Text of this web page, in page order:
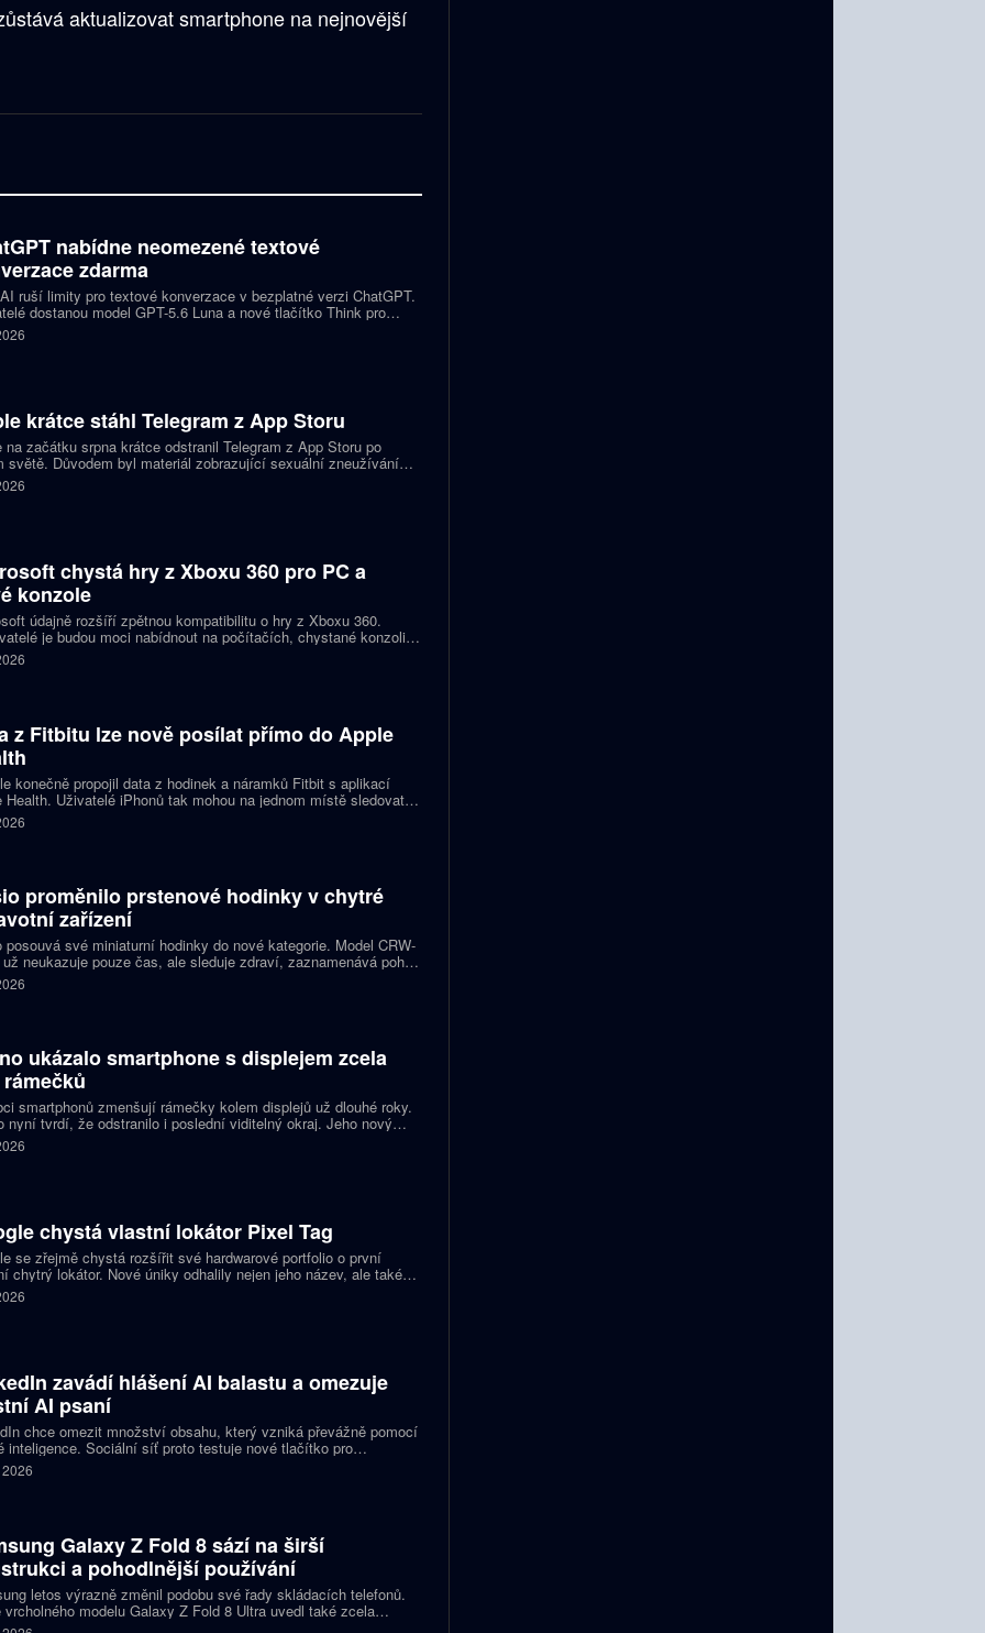
aktualizovat smartphone na nejnovější
nabídne neomezené textové
zdarma
ruší limity pro textové konverzace v bezplatné verzi ChatGPT.
dostanou model GPT-5.6 Luna a nové tlačítko Think pro
otázky. Předplatitelům Plus a Pro firma zpřístupňuje upravený
Sol spolu s posuvníkem, který nastaví intenzitu přemýšlení.
krátce stáhl Telegram z App Storu
na začátku srpna krátce odstranil Telegram z App Storu po
světě. Důvodem byl materiál zobrazující sexuální zneužívání
podle firmy sdílel jeden uživatel. Telegram účet rychle
a aplikace se ještě během stejného dne do obchodu vrátila.
chystá hry z Xboxu 360 pro PC a
konzole
údajně rozšíří zpětnou kompatibilitu o hry z Xboxu 360.
je budou moci nabídnout na počítačích, chystané konzoli
Helix i přenosných zařízeních. První tituly by mohly dorazit
let 2027 a 2028.
z Fitbitu lze nově posílat přímo do Apple
konečně propojil data z hodinek a náramků Fitbit s aplikací
Health. Uživatelé iPhonů tak mohou na jednom místě sledovat
cvičení, spánek i zdravotní údaje. Novinka odstraňuje omezení,
bylo dosud nutné využívat pomocné aplikace nebo jiné
proměnilo prstenové hodinky v chytré
zařízení
posouvá své miniaturní hodinky do nové kategorie. Model CRW-
už neukazuje pouze čas, ale sleduje zdraví, zaznamenává pohyb
na dění v telefonu. Celokovový prsten tak spojuje digitální
šperk a chytré zařízení, které může uživatel nosit po celý den.
ukázalo smartphone s displejem zcela
rámečků
smartphonů zmenšují rámečky kolem displejů už dlouhé roky.
nyní tvrdí, že odstranilo i poslední viditelný okraj. Jeho nový
nabízí obrazovku s rámečkem širokým přesně nula milimetrů.
chystá vlastní lokátor Pixel Tag
se zřejmě chystá rozšířit své hardwarové portfolio o první
chytrý lokátor. Nové úniky odhalily nejen jeho název, ale také
zařízení a několik technických detailů. Pixel Tag má
v síti Find My Device a pomáhat s hledáním ztracených věcí
zavádí hlášení AI balastu a omezuje
AI psaní
chce omezit množství obsahu, který vzniká převážně pomocí
inteligence. Sociální síť proto testuje nové tlačítko pro
příspěvků, jež působí jako takzvaný AI balast. Zároveň
nástroje pro psaní textů a slibuje, že uživatelům nabídne
Galaxy Z Fold 8 sází na širší
a pohodlnější používání
letos výrazně změnil podobu své řady skládacích telefonů.
vrcholného modelu Galaxy Z Fold 8 Ultra uvedl také zcela
Galaxy Z Fold 8. Ten přichází s širší konstrukcí, novými